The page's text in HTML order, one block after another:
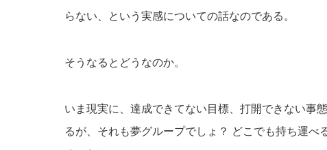
らない、という実感についての話なのである。
そうなるとどうなのか。
いま現実に、達成できてない目標、打開できない事
るが、それも夢グループでしょ？ どこでも持ち運べ